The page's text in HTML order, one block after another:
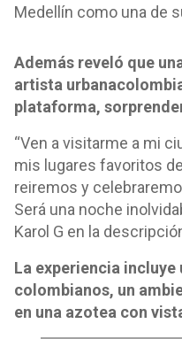
Medellín como una de
Además reveló que
artista
plataforma,
“Ven a visitarme a mi
mis lugares favoritos
reiremos y
Será una noche
Karol G en la
La experiencia
colombianos, un
en una azotea con